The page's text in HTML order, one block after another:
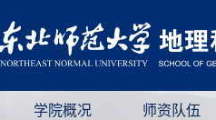
学院概况 师资队伍